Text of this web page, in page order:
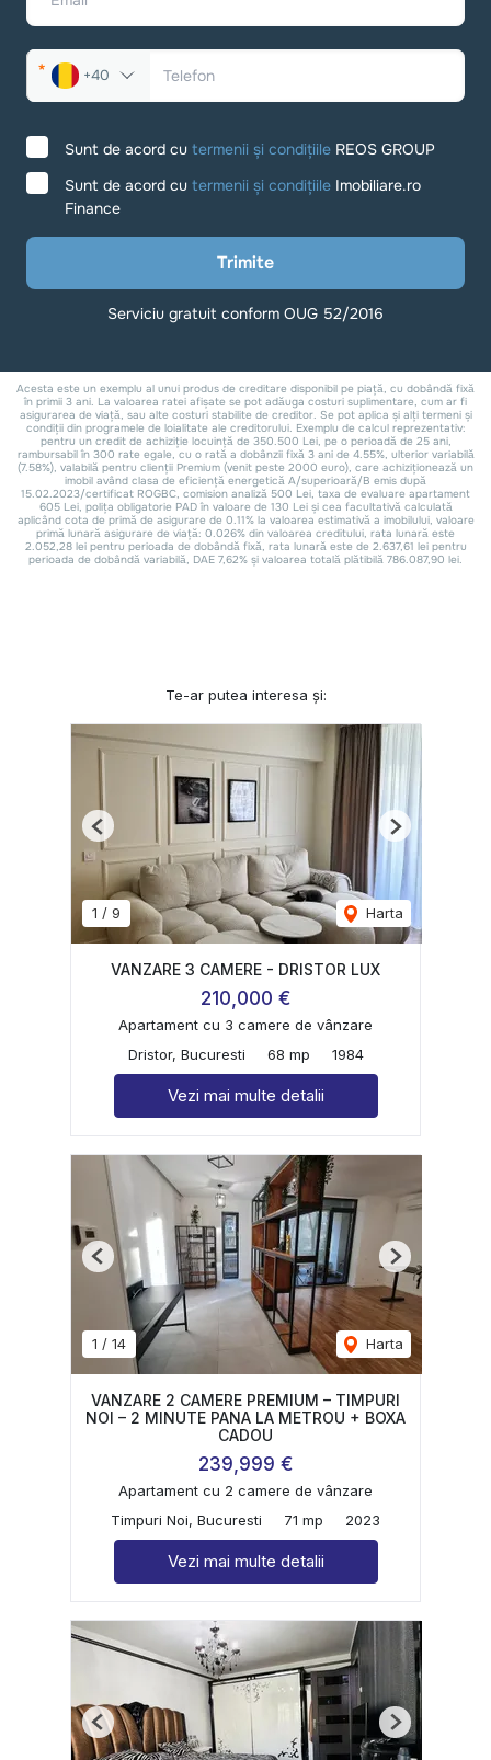
Te-ar putea interesa și:
1 / 9 Harta
Previous Next
VANZARE 3 CAMERE - DRISTOR LUX
210,000 €
Apartament cu 3 camere de vânzare
Dristor, Bucuresti
68 mp 1984
Vezi mai multe detalii
1 / 14 Harta
Previous Next
VANZARE 2 CAMERE PREMIUM – TIMPURI
NOI – 2 MINUTE PANA LA METROU + BOXA
CADOU
239,999 €
Apartament cu 2 camere de vânzare
Timpuri Noi, Bucuresti
71 mp 2023
Vezi mai multe detalii
Previous Next